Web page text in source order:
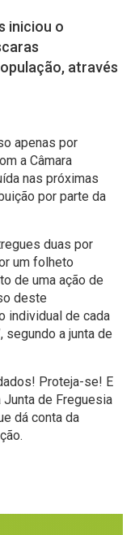
iniciou o
através
apenas por
a Câmara
nas próximas
por parte da
duas por
um folheto
de uma ação de
deste
individual de cada
segundo a junta de
Proteja-se! E
Junta de Freguesia
dá conta da